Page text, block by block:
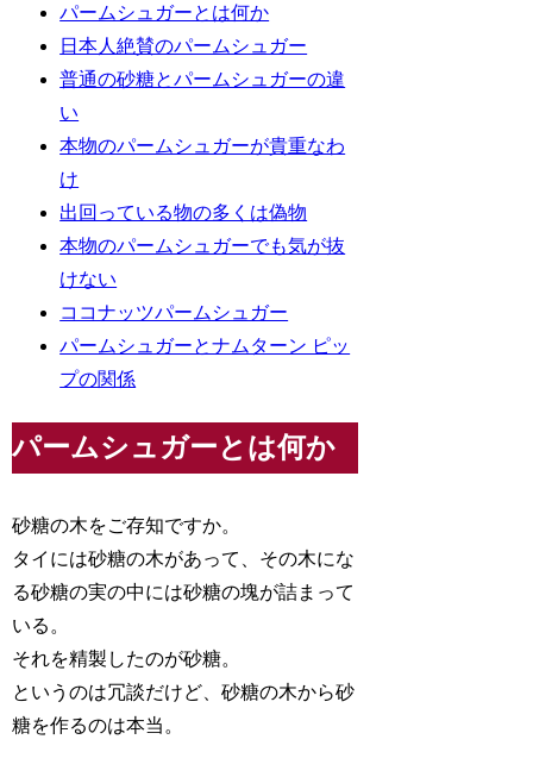
パームシュガーとは何か
日本人絶賛のパームシュガー
普通の砂糖とパームシュガーの違
い
本物のパームシュガーが貴重なわ
け
出回っている物の多くは偽物
本物のパームシュガーでも気が抜
けない
ココナッツパームシュガー
パームシュガーとナムターン ピッ
プの関係
パームシュガーとは何か
砂糖の木をご存知ですか。
タイには砂糖の木があって、その木にな
る砂糖の実の中には砂糖の塊が詰まって
いる。
それを精製したのが砂糖。
というのは冗談だけど、砂糖の木から砂
糖を作るのは本当。